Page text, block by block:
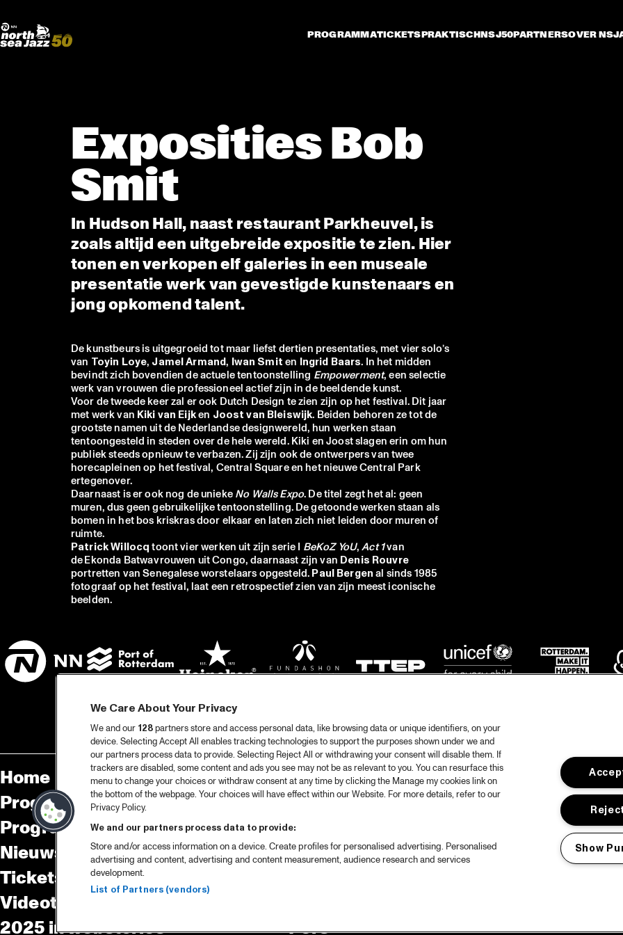
PROGRAMMATICKETSPRAKTISCHNSJ50PARTNERSOVER NSJ
Boogieball
North Sea Round Town
Exposities Bob
Smit
In Hudson Hall, naast restaurant Parkheuvel, is
zoals altijd een uitgebreide expositie te zien. Hier
tonen en verkopen elf galeries in een museale
presentatie werk van gevestigde kunstenaars en
jong opkomend talent.
De kunstbeurs is uitgegroeid tot maar liefst dertien presentaties, met vier solo’s
van Toyin Loye, Jamel Armand, Iwan Smiten Ingrid Baars. In het midden
bevindt zich bovendien de actuele tentoonstelling Empowerment, een selectie
werk van vrouwen die professioneel actief zijn in de beeldende kunst.
Voor de tweede keer zal er ook Dutch Design te zien zijn op het festival. Dit jaar
met werk van Kiki van Eijken Joost van Bleiswijk. Beiden behoren ze tot de
grootste namen uit de Nederlandse designwereld, hun werken staan
tentoongesteld in steden over de hele wereld. Kiki en Joost slagen erin om hun
publiek steeds opnieuw te verbazen. Zij zijn ook de ontwerpers van twee
horecapleinen op het festival, Central Square en het nieuwe Central Park
ertegenover.
Daarnaast is er ook nog de uniekeNo Walls Expo. De titel zegt het al: geen
muren, dus geen gebruikelijke tentoonstelling. De getoonde werken staan als
bomen in het bos kriskras door elkaar en laten zich niet leiden door muren of
ruimte.
Patrick Willocqtoont vier werken uit zijn serie I BeKoZ YoU,Act 1van
de Ekonda Batwa vrouwen uit Congo, daarnaast zijn van Denis Rouvre
portretten van Senegalese worstelaars opgesteld.Paul Bergenal sinds 1985
fotograaf op het festival, laat een retrospectief zien van zijn meest iconische
beelden.
Home
Programma
Programma archief
Nieuws
Tickets
Videoterugblik 2025
2025 in webstories
Spotify
Partners
Projects
Over North Sea Jazz
Pers
We Care About Your Privacy
We and our 128partners store and access personal data, like browsing data or unique identifiers, on your
device. Selecting Accept All enables tracking technologies to support the purposes shown under we and
our partners process data to provide. Selecting Reject All or withdrawing your consent will disable them. If
trackers are disabled, some content and ads you see may not be as relevant to you. You can resurface this
menu to change your choices or withdraw consent at any time by clicking the Manage my cookies link on
the bottom of the webpage. Your choices will have effect within our Website. For more details, refer to our
Privacy Policy.
We and our partners process data to provide:
Store and/or access information on a device. Create profiles for personalised advertising. Personalised
advertising and content, advertising and content measurement, audience research and services
development.
List of Partners (vendors)
Show